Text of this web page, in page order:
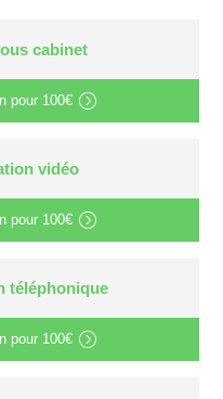
cabinet
pour 100€
vidéo
pour 100€
téléphonique
pour 100€